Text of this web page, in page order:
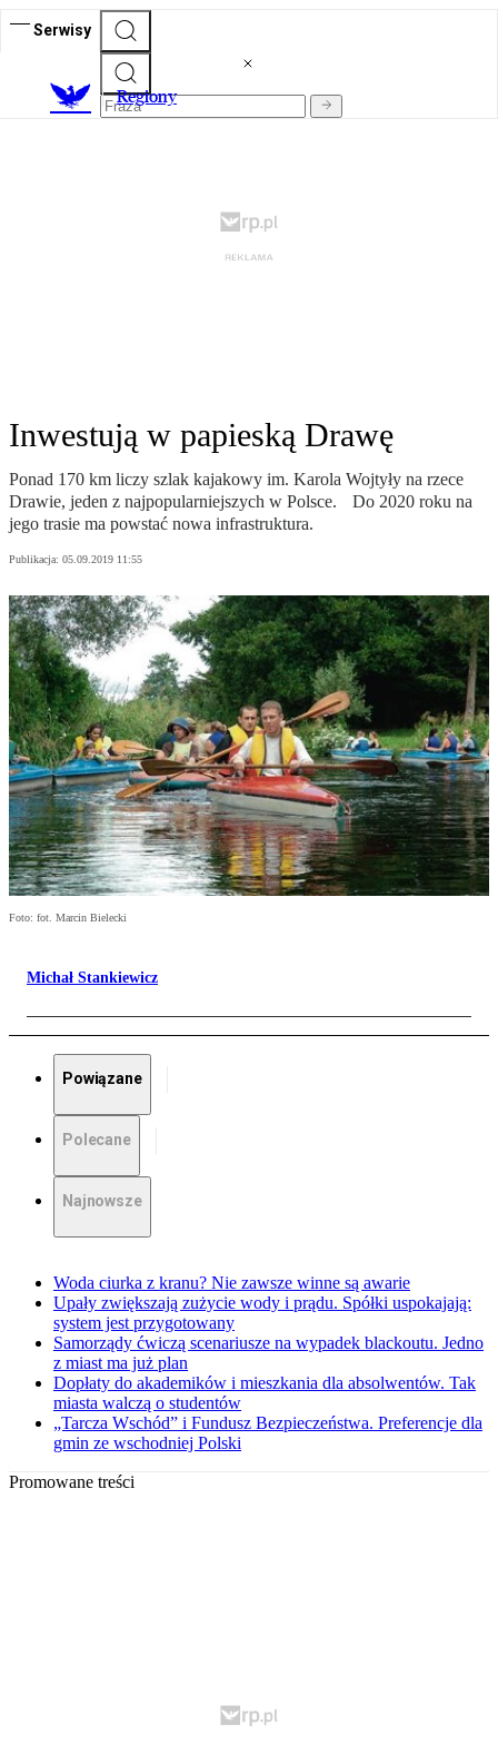
Serwisy
Regiony
Inwestują w papieską Drawę
Ponad 170 km liczy szlak kajakowy im. Karola Wojtyły na rzece
Drawie, jeden z najpopularniejszych w Polsce. Do 2020 roku na
jego trasie ma powstać nowa infrastruktura.
Publikacja: 05.09.2019 11:55
Foto: fot. Marcin Bielecki
Michał Stankiewicz
Powiązane
Polecane
Najnowsze
Woda ciurka z kranu? Nie zawsze winne są awarie
Upały zwiększają zużycie wody i prądu. Spółki uspokajają:
system jest przygotowany
Samorządy ćwiczą scenariusze na wypadek blackoutu. Jedno
z miast ma już plan
Dopłaty do akademików i mieszkania dla absolwentów. Tak
miasta walczą o studentów
„Tarcza Wschód” i Fundusz Bezpieczeństwa. Preferencje dla
gmin ze wschodniej Polski
Promowane treści